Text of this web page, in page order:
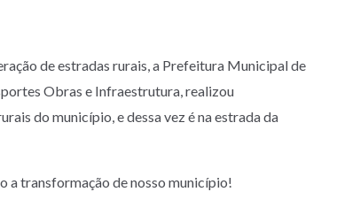
de estradas rurais, a Prefeitura Municipal de
Obras e Infraestrutura, realizou
do município, e dessa vez é na estrada da
a transformação de nosso município!